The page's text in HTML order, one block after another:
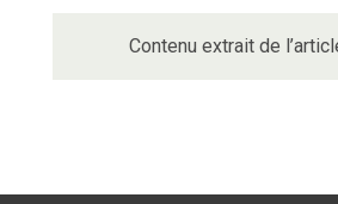
Contenu extrait de